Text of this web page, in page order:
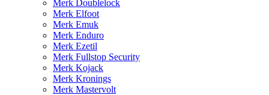
Merk Doublelock
Merk Elfoot
Merk Emuk
Merk Enduro
Merk Ezetil
Merk Fullstop Security
Merk Kojack
Merk Kronings
Merk Mastervolt